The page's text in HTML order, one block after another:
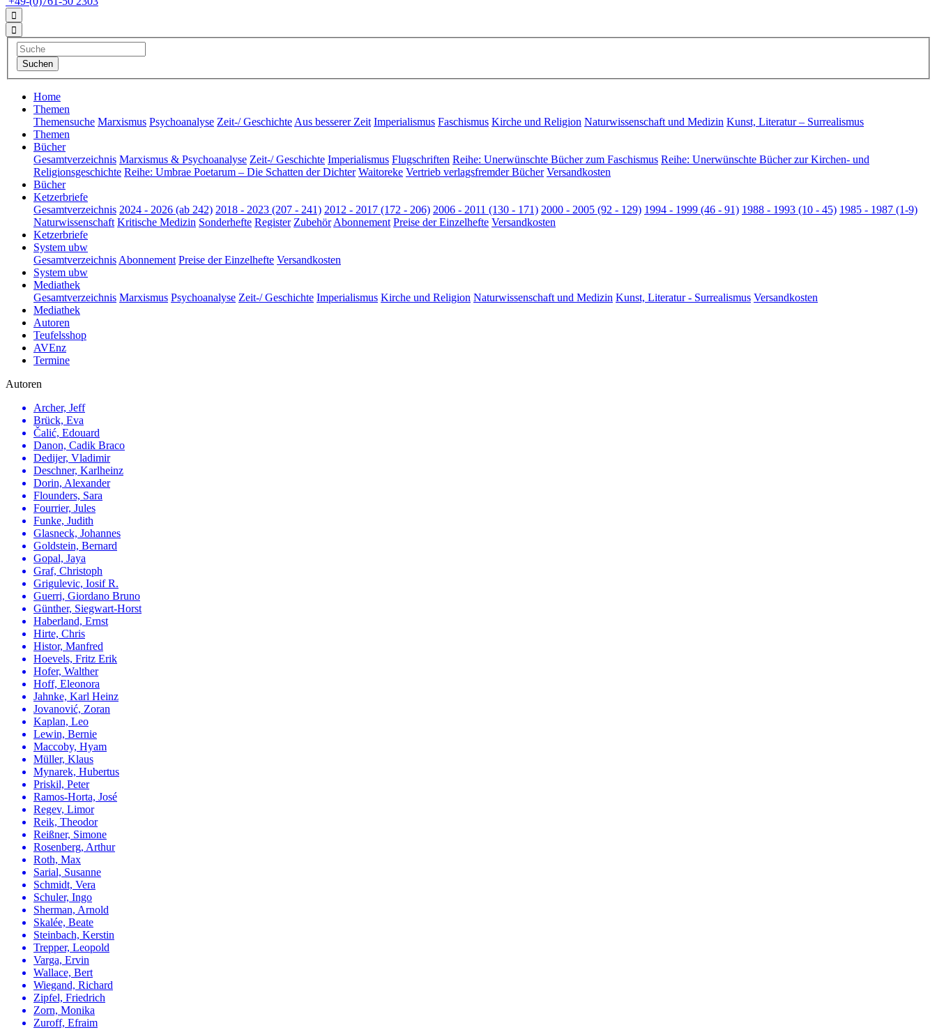
Home
Themen
Themensuche Marxismus Psychoanalyse Zeit-/ GeschichteAus besserer Zeit Imperialismus Faschismus Kirche und Religion Naturwissenschaft und Medizin Kunst, Literatur – Surrealismus
Themen
Bücher
Gesamtverzeichnis Marxismus & Psychoanalyse Zeit-/ Geschichte Imperialismus Flugschriften Reihe: Unerwünschte Bücher zum Faschismus Reihe: Unerwünschte Bücher zur Kirchen- und
Religionsgeschichte Reihe: Umbrae Poetarum – Die Schatten der Dichter Waitoreke Vertrieb verlagsfremder Bücher Versandkosten
Bücher
Ketzerbriefe
Gesamtverzeichnis 2024 - 2026 (ab 242) 2018 - 2023 (207 - 241) 2012 - 2017 (172 - 206) 2006 - 2011 (130 - 171) 2000 - 2005 (92 - 129) 1994 - 1999 (46 - 91) 1988 - 1993 (10 - 45) 1985 - 1987 (1-9)
Naturwissenschaft Kritische Medizin Sonderhefte Register ZubehörAbonnement Preise der Einzelhefte Versandkosten
Ketzerbriefe
System ubw
GesamtverzeichnisAbonnement Preise der Einzelhefte Versandkosten
System ubw
Mediathek
Gesamtverzeichnis Marxismus Psychoanalyse Zeit-/ Geschichte Imperialismus Kirche und Religion Naturwissenschaft und Medizin Kunst, Literatur - Surrealismus Versandkosten
Mediathek
Autoren
Teufelsshop
AVEnz
Termine
Autoren
Archer, Jeff
Brück, Eva
Čalić, Edouard
Danon, Cadik Braco
Dedijer, Vladimir
Deschner, Karlheinz
Dorin, Alexander
Flounders, Sara
Fourrier, Jules
Funke, Judith
Glasneck, Johannes
Goldstein, Bernard
Gopal, Jaya
Graf, Christoph
Grigulevic, Iosif R.
Guerri, Giordano Bruno
Günther, Siegwart-Horst
Haberland, Ernst
Hirte, Chris
Histor, Manfred
Hoevels, Fritz Erik
Hofer, Walther
Hoff, Eleonora
Jahnke, Karl Heinz
Jovanović, Zoran
Kaplan, Leo
Lewin, Bernie
Maccoby, Hyam
Müller, Klaus
Mynarek, Hubertus
Priskil, Peter
Ramos-Horta, José
Regev, Limor
Reik, Theodor
Reißner, Simone
Rosenberg, Arthur
Roth, Max
Sarial, Susanne
Schmidt, Vera
Schuler, Ingo
Sherman, Arnold
Skalée, Beate
Steinbach, Kerstin
Trepper, Leopold
Varga, Ervin
Wallace, Bert
Wiegand, Richard
Zipfel, Friedrich
Zorn, Monika
Zuroff, Efraim